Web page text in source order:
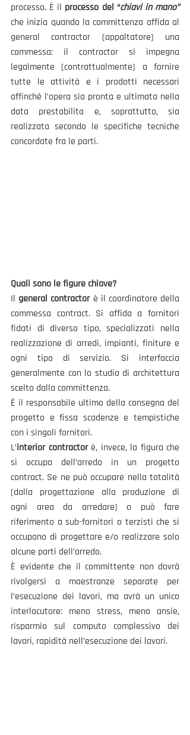
processo. È il processo del “chiavi in mano”
che inizia quando la committenza affida al
general contractor (appaltatore) una
commessa: il contractor si impegna
legalmente (contrattualmente) a fornire
tutte le attività e i prodotti necessari
affinché l’opera sia pronta e ultimata nella
data prestabilita e, soprattutto, sia
realizzata secondo le specifiche tecniche
concordate fra le parti.
Quali sono le figure chiave?
Il general contractor è il coordinatore della
commessa contract. Si affida a fornitori
fidati di diverso tipo, specializzati nella
realizzazione di arredi, impianti, finiture e
ogni tipo di servizio. Si interfaccia
generalmente con lo studio di architettura
scelto dalla committenza.
È il responsabile ultimo della consegna del
progetto e fissa scadenze e tempistiche
con i singoli fornitori.
L’interior contractor è, invece, la figura che
si occupa dell’arredo in un progetto
contract. Se ne può occupare nella totalità
(dalla progettazione alla produzione di
ogni area da arredare) o può fare
riferimento a sub-fornitori o terzisti che si
occupano di progettare e/o realizzare solo
alcune parti dell’arredo.
È evidente che il committente non dovrà
rivolgersi a maestranze separate per
l’esecuzione dei lavori, ma avrà un unico
interlocutore: meno stress, meno ansie,
risparmio sul computo complessivo dei
lavori, rapidità nell’esecuzione dei lavori.